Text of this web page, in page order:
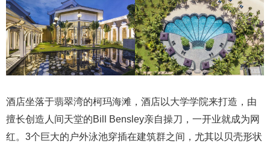
酒店坐落于翡翠湾的柯玛海滩，酒店以大学学院来打造，由
擅长创造人间天堂的Bill Bensley亲自操刀，一开业就成为网
红。3个巨大的户外泳池穿插在建筑群之间，尤其以贝壳形状